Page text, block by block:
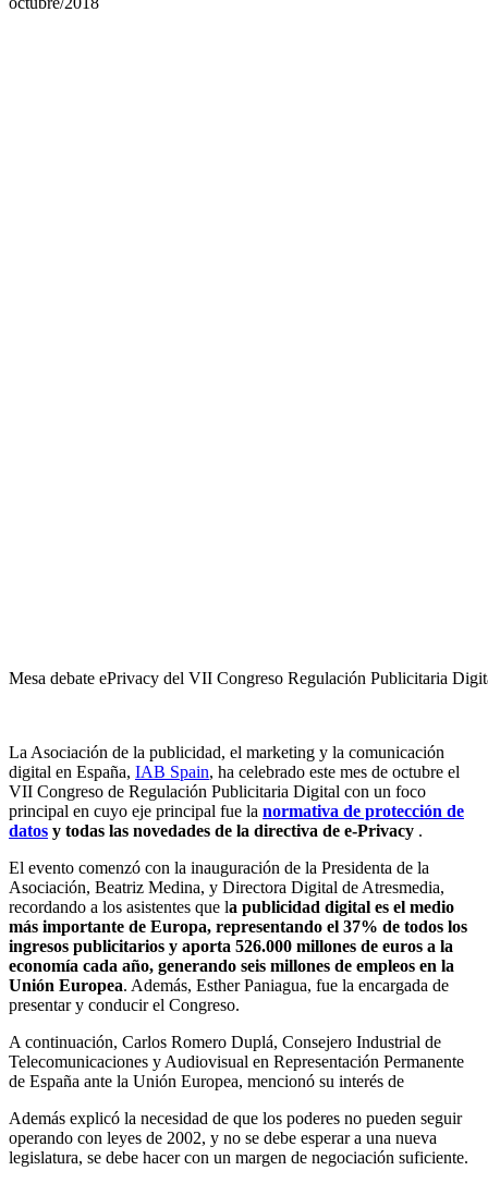
Mesa debate ePrivacy del VII Congreso Regulación Publicitaria
La Asociación de la publicidad, el marketing y la comunicación
digital en España, IAB Spain, ha celebrado este mes de octubre el
VII Congreso de Regulación Publicitaria Digital con un foco
principal en cuyo eje principal fue la normativa de protección de
datos y todas las novedades de la directiva de e-Privacy .
El evento comenzó con la inauguración de la Presidenta de la
Asociación, Beatriz Medina, y Directora Digital de Atresmedia,
recordando a los asistentes que la publicidad digital es el medio
más importante de Europa, representando el 37% de todos los
ingresos publicitarios y aporta 526.000 millones de euros a la
economía cada año, generando seis millones de empleos en la
Unión Europea. Además, Esther Paniagua, fue la encargada de
presentar y conducir el Congreso.
A continuación, Carlos Romero Duplá, Consejero Industrial de
Telecomunicaciones y Audiovisual en Representación Permanente
de España ante la Unión Europea, mencionó su interés de
Además explicó la necesidad de que los poderes no pueden seguir
operando con leyes de 2002, y no se debe esperar a una nueva
legislatura, se debe hacer con un margen de negociación suficiente.